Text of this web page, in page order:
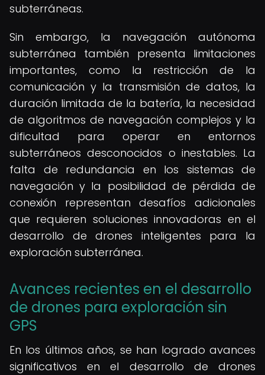
subterráneas.
Sin embargo, la navegación autónoma
subterránea también presenta limitaciones
importantes, como la restricción de la
comunicación y la transmisión de datos, la
duración limitada de la batería, la necesidad
de algoritmos de navegación complejos y la
dificultad para operar en entornos
subterráneos desconocidos o inestables. La
falta de redundancia en los sistemas de
navegación y la posibilidad de pérdida de
conexión representan desafíos adicionales
que requieren soluciones innovadoras en el
desarrollo de drones inteligentes para la
exploración subterránea.
Avances recientes en el desarrollo
de drones para exploración sin
GPS
En los últimos años, se han logrado avances
significativos en el desarrollo de drones